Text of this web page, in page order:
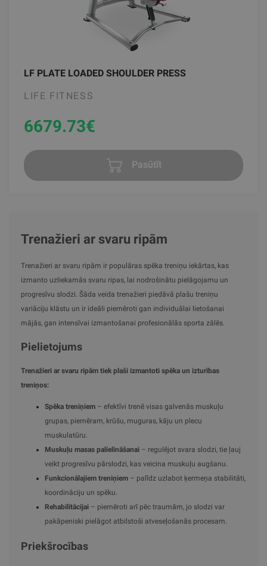
LF PLATE LOADED SHOULDER PRESS
LIFE FITNESS
6679.73€
Pasūtīt
Trenažieri ar svaru ripām
Trenažieri ar svaru ripām ir populāras spēka treniņu iekārtas, kas
izmanto uzliekamās svaru ripas, lai nodrošinātu pielāgojamu un
progresīvu slodzi. Šāda veida trenažieri piedāvā plašu treniņu
variāciju klāstu un ir ideāli piemēroti gan individuālai lietošanai
mājās, gan intensīvai izmantošanai profesionālās sporta zālēs.
Pielietojums
Trenažieri ar svaru ripām tiek plaši izmantoti spēka un izturības
treniņos:
Spēka treniņiem – efektīvi trenē visas galvenās muskuļu
grupas, piemēram, krūšu, muguras, kāju un plecu
muskulatūru.
Muskuļu masas palielināšanai – regulējot svara slodzi, tie ļauj
veikt progresīvu pārslodzi, kas veicina muskuļu augšanu.
Funkcionālajiem treniņiem – palīdz uzlabot ķermeņa stabilitāti,
koordināciju un spēku.
Rehabilitācijai – piemēroti arī pēc traumām, jo slodzi var
pakāpeniski pielāgot atbilstoši atveseļošanās procesam.
Priekšrocības